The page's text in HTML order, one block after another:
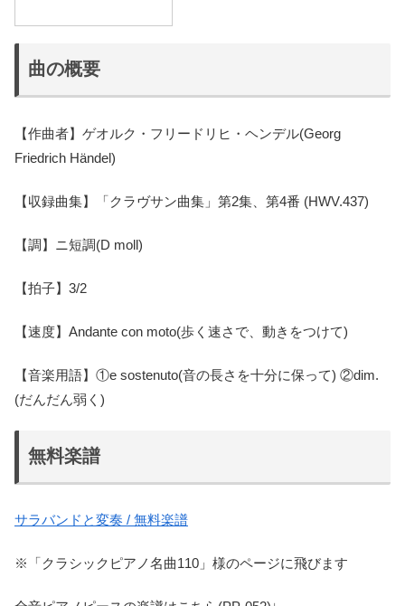
曲の概要
【作曲者】ゲオルク・フリードリヒ・ヘンデル(Georg
Friedrich Händel)
【収録曲集】「クラヴサン曲集」第2集、第4番 (HWV.437)
【調】ニ短調(D moll)
【拍子】3/2
【速度】Andante con moto(歩く速さで、動きをつけて)
【音楽用語】①e sostenuto(音の長さを十分に保って) ②dim.
(だんだん弱く)
無料楽譜
サラバンドと変奏 / 無料楽譜
※「クラシックピアノ名曲110」様のページに飛びます